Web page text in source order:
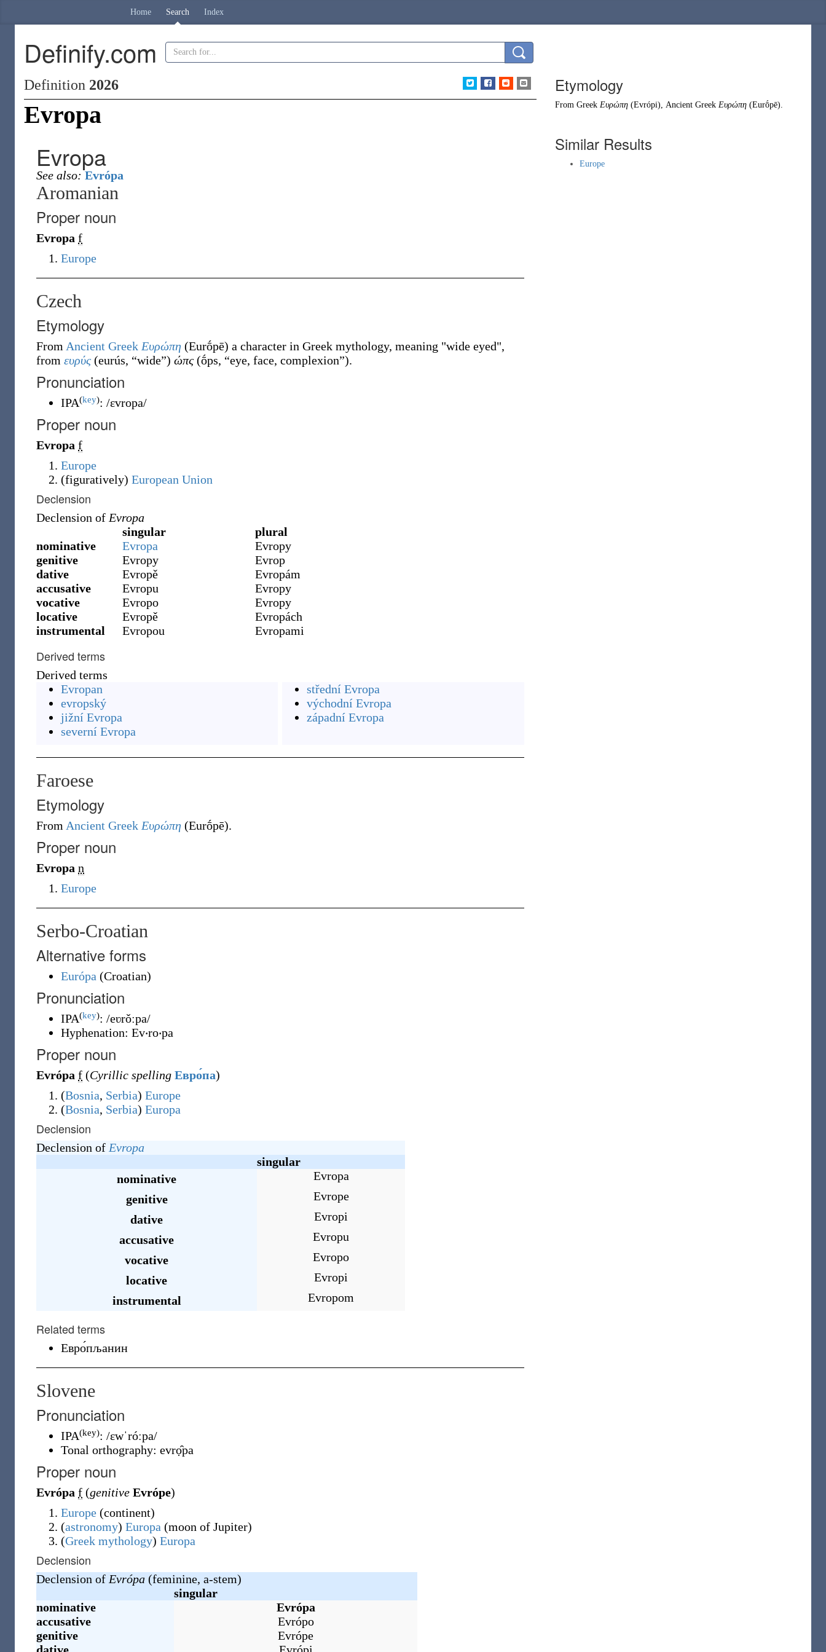
Home Search Index
Definify.com
Definition 2026
Evropa
Evropa
See also: Evrópa
Aromanian
Proper noun
Evropa f
Europe
Czech
Etymology
From Ancient Greek Ευρώπη (Eurṓpē) a character in Greek mythology, meaning "wide eyed",
from ευρύς (eurús, “wide”) ώπς (ṓps, “eye, face, complexion”).
Pronunciation
IPA(key): /ɛvropa/
Proper noun
Evropa f
Europe
(figuratively) European Union
Declension
Declension of Evropa
singular
plural
nominative
Evropa
Evropy
genitive
Evropy
Evrop
dative
Evropě
Evropám
accusative
Evropu
Evropy
vocative
Evropo
Evropy
locative
Evropě
Evropách
instrumental
Evropou Evropami
Derived terms
Derived terms
Evropan
evropský
jižní Evropa
severní Evropa
střední Evropa
východní Evropa
západní Evropa
Faroese
Etymology
From Ancient Greek Ευρώπη (Eurṓpē).
Proper noun
Evropa n
Europe
Serbo-Croatian
Alternative forms
Európa (Croatian)
Pronunciation
IPA(key): /eʋrǒːpa/
Hyphenation: Ev‧ro‧pa
Proper noun
Evrópa f (Cyrillic spelling Евро́па)
(Bosnia, Serbia) Europe
(Bosnia, Serbia) Europa
Declension
Declension of Evropa
singular
nominative
Evropa
genitive
Evrope
dative
Evropi
accusative
Evropu
vocative
Evropo
locative
Evropi
instrumental
Evropom
Related terms
Евро́пљанин
Slovene
Pronunciation
IPA(key): /ɛwˈróːpa/
Tonal orthography: evrọ̑pa
Proper noun
Evrópa f (genitive Evrópe)
Europe (continent)
(astronomy) Europa (moon of Jupiter)
(Greek mythology) Europa
Declension
Declension of Evrópa (feminine, a-stem)
singular
nominative
Evrópa
accusative
Evrópo
genitive
Evrópe
Etymology
From Greek Ευρώπη (Evrópi), Ancient Greek Ευρώπη (Eurṓpē).
Similar Results
Europe